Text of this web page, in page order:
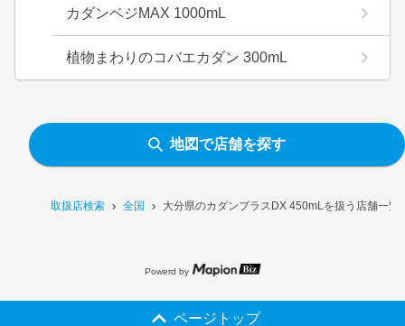
取扱店検索 全国 大分県のカダンプラスDX 450mLを扱う店舗一覧
カダンベジMAX 1000mL
植物まわりのコバエカダン 300mL
地図で店舗を探す
Powerd by
ページトップ